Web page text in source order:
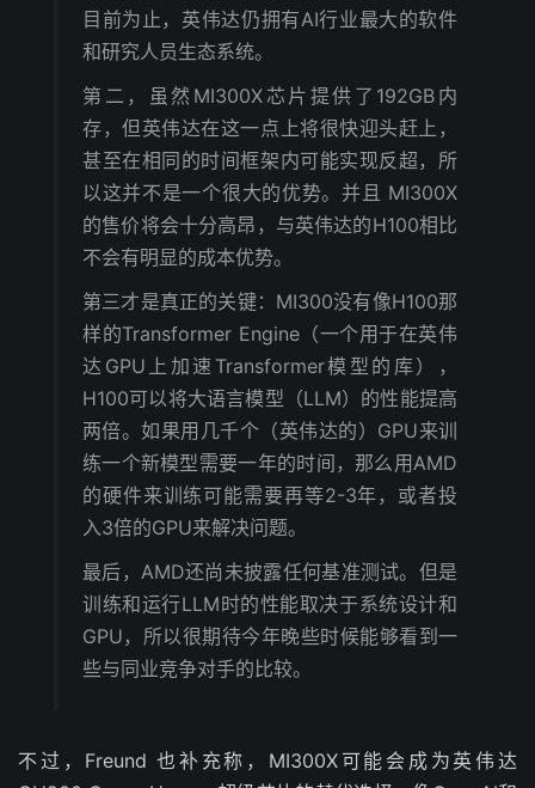
目前为止，英伟达仍拥有AI行业最大的软件
和研究人员生态系统。
第二，虽然MI300X芯片提供了192GB内
存，但英伟达在这一点上将很快迎头赶上，
甚至在相同的时间框架内可能实现反超，所
以这并不是一个很大的优势。并且 MI300X
的售价将会十分高昂，与英伟达的H100相比
不会有明显的成本优势。
第三才是真正的关键：MI300没有像H100那
样的Transformer Engine（一个用于在英伟
达GPU上加速Transformer模型的库），
H100可以将大语言模型（LLM）的性能提高
两倍。如果用几千个（英伟达的）GPU来训
练一个新模型需要一年的时间，那么用AMD
的硬件来训练可能需要再等2-3年，或者投
入3倍的GPU来解决问题。
最后，AMD还尚未披露任何基准测试。但是
训练和运行LLM时的性能取决于系统设计和
GPU，所以很期待今年晚些时候能够看到一
些与同业竞争对手的比较。
不过，Freund 也补充称，MI300X可能会成为英伟达